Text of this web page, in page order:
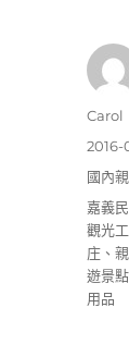
作
者
Carol
發
佈
期:
2016-
分
類
國內
標
籤
嘉義
觀光
庄 、
遊景點
用品